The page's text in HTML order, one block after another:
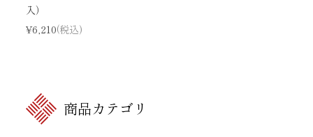
入）
¥6,210(税込)
商品カテゴリ